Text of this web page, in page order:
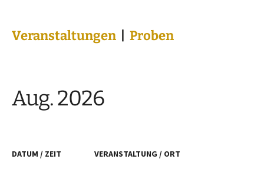
Veranstaltungen Proben
Aug. 2026
DATUM / ZEIT VERANSTALTUNG / ORT